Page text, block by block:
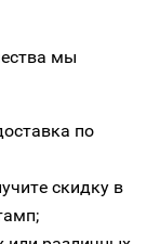
мы
по
скидку в